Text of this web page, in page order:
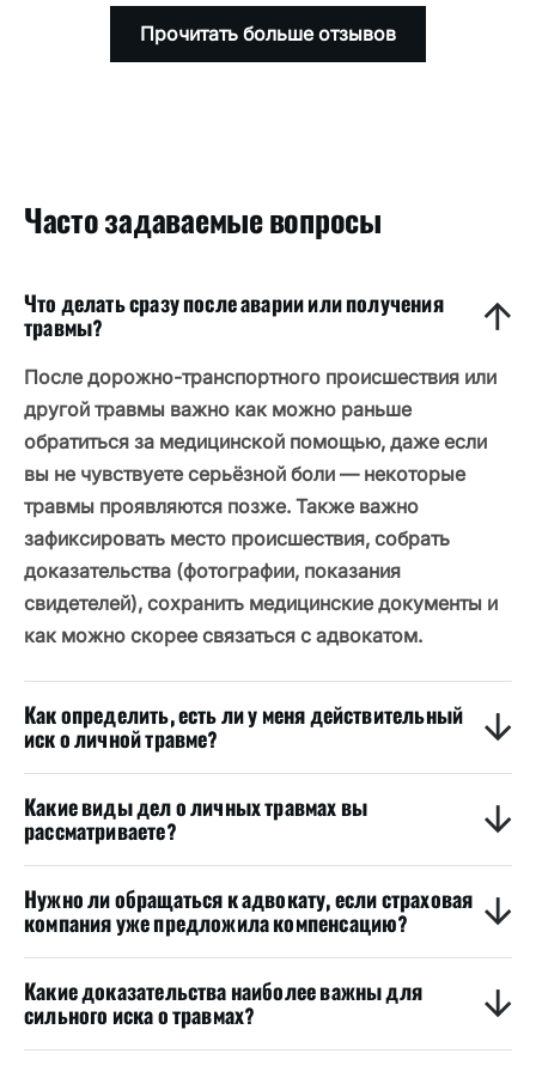
Прочитать больше отзывов
Часто задаваемые вопросы
Что делать сразу после аварии или получения
травмы?
После дорожно-транспортного происшествия или
другой травмы важно как можно раньше
обратиться за медицинской помощью, даже если
вы не чувствуете серьёзной боли — некоторые
травмы проявляются позже. Также важно
зафиксировать место происшествия, собрать
доказательства (фотографии, показания
свидетелей), сохранить медицинские документы и
как можно скорее связаться с адвокатом.
Как определить, есть ли у меня действительный
иск о личной травме?
Какие виды дел о личных травмах вы
рассматриваете?
Нужно ли обращаться к адвокату, если страховая
компания уже предложила компенсацию?
Какие доказательства наиболее важны для
сильного иска о травмах?